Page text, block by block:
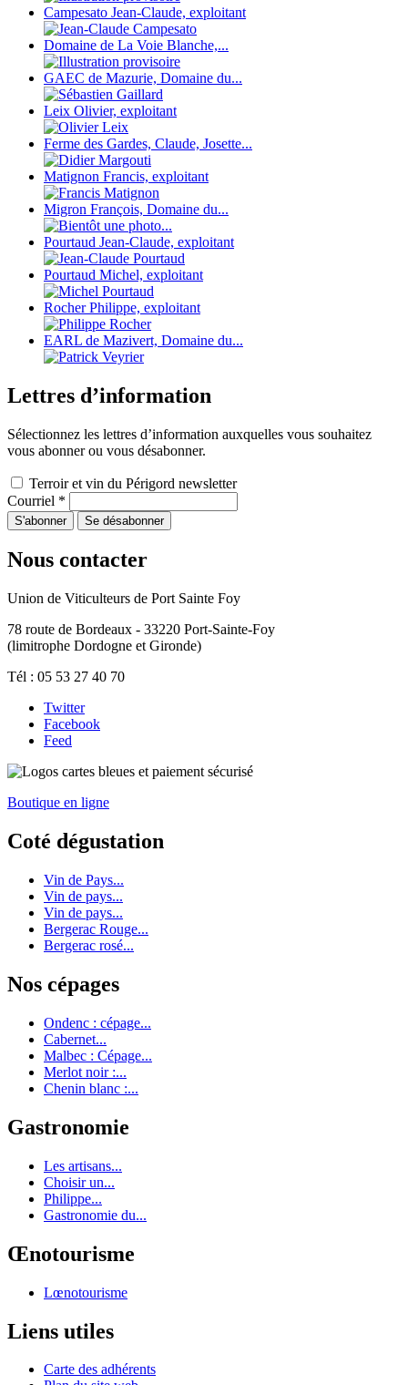
Campesato Jean-Claude, exploitant
Domaine de La Voie Blanche,...
GAEC de Mazurie, Domaine du...
Leix Olivier, exploitant
Ferme des Gardes, Claude, Josette...
Matignon Francis, exploitant
Migron François, Domaine du...
Pourtaud Jean-Claude, exploitant
Pourtaud Michel, exploitant
Rocher Philippe, exploitant
EARL de Mazivert, Domaine du...
Lettres d’information
Sélectionnez les lettres d’information auxquelles vous souhaitez
vous abonner ou vous désabonner.
Terroir et vin du Périgord newsletter
Courriel *
Nous contacter
Union de Viticulteurs de Port Sainte Foy
78 route de Bordeaux - 33220 Port-Sainte-Foy
(limitrophe Dordogne et Gironde)
Tél : 05 53 27 40 70
Twitter
Facebook
Feed
Boutique en ligne
Coté dégustation
Vin de Pays...
Vin de pays...
Vin de pays...
Bergerac Rouge...
Bergerac rosé...
Nos cépages
Ondenc : cépage...
Cabernet...
Malbec : Cépage...
Merlot noir :...
Chenin blanc :...
Gastronomie
Les artisans...
Choisir un...
Philippe...
Gastronomie du...
Œnotourisme
Lœnotourisme
Liens utiles
Carte des adhérents